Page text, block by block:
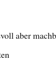
aber